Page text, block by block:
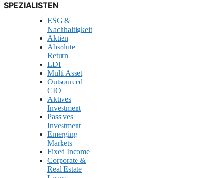
SPEZIALISTEN
ESG &
Nachhaltigkeit
Aktien
Absolute
Return
LDI
Multi Asset
Outsourced
CIO
Aktives
Investment
Passives
Investment
Emerging
Markets
Fixed Income
Corporate &
Real Estate